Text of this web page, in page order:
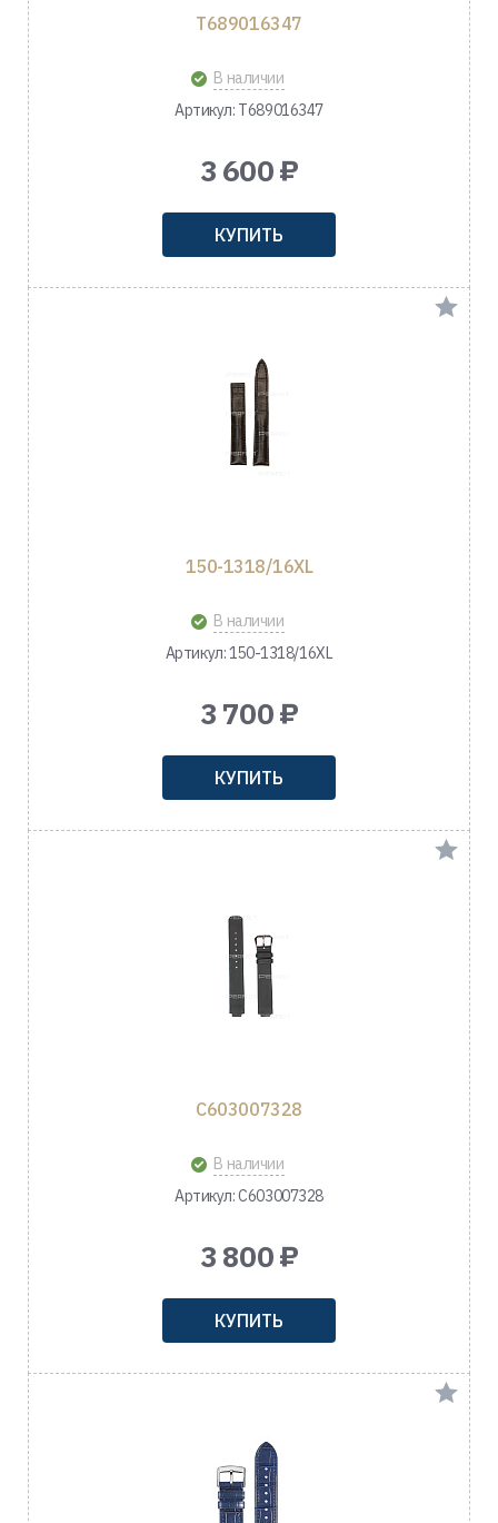
T689016347
В наличии
Артикул: T689016347
3 600 ₽
КУПИТЬ
150-1318/16XL
В наличии
Артикул: 150-1318/16XL
3 700 ₽
КУПИТЬ
C603007328
В наличии
Артикул: C603007328
3 800 ₽
КУПИТЬ